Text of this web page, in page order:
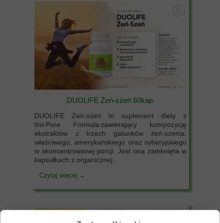
DUOLIFE Żeń-szeń 60kap.
DUOLIFE Żeń-szeń to suplement diety z
linii Pure Formula zawierający kompozycję
ekstraktów z trzech gatunków żeń-szenia:
właściwego, amerykańskiego oraz syberyjskiego
w skoncentrowanej porcji. Jest ona zamknięta w
kapsułkach z organicznej...
Czytaj więcej →